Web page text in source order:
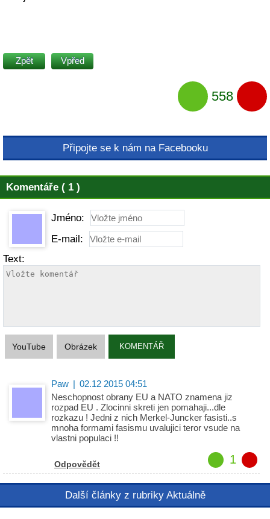
Zpět Vpřed
558
Připojte se k nám na Facebooku
Komentáře ( 1 )
Jméno:
E-mail:
Text:
YouTube Obrázek KOMENTÁŘ
Paw | 02.12 2015 04:51
Neschopnost obrany EU a NATO znamena jiz
rozpad EU . Zlocinni skreti jen pomahaji...dle
rozkazu ! Jedni z nich Merkel-Juncker fasisti..s
mnoha formami fasismu uvalujici teror vsude na
vlastni populaci !!
Odpovědět 1
Další články z rubriky Aktuálně